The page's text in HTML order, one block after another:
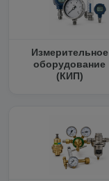
Измерительное
оборудование
(КИП)